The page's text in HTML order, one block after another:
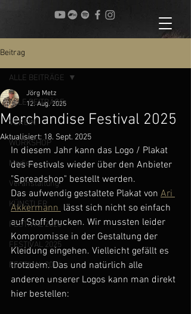
Beitrag
ALLE BEITRÄGE
VEREIN
WORKSHOP
Medien
Veranstaltung
KÜNSTLER
FESTIVAL 2026
FESTIVAL 2025
FESTIVAL 2024
ALLE BEITRÄGE
Merchandise Festival 2025
Jörg Metz
12. Aug. 2025
Aktualisiert:18. Sept. 2025
In diesem Jahr kann das Logo / Plakat
des Festivals wieder über den Anbieter
"Spreadshop" bestellt werden.
Das aufwendig gestaltete Plakat von Ari
Akkermann lässt sich nicht so einfach
auf Stoff drucken. Wir mussten leider
Kompromisse in der Gestaltung der
Kleidung eingehen. Vielleicht gefällt es
trotzdem. Das und natürlich alle
anderen unserer Logos kann man direkt
hier bestellen: